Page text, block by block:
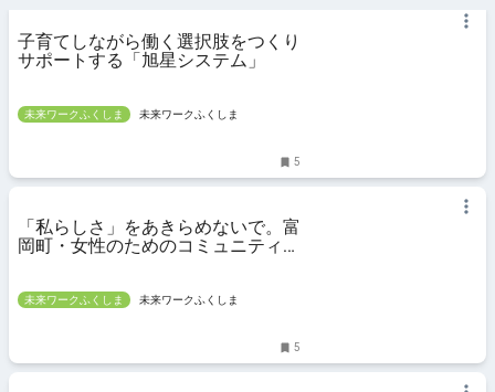
子育てしながら働く選択肢をつくり
サポートする「旭星システム」
未来ワークふくしま 未来ワークふくしま
5
「私らしさ」をあきらめないで。富
岡町・女性のためのコミュニティス
未来ワークふくしま 未来ワークふくしま
5